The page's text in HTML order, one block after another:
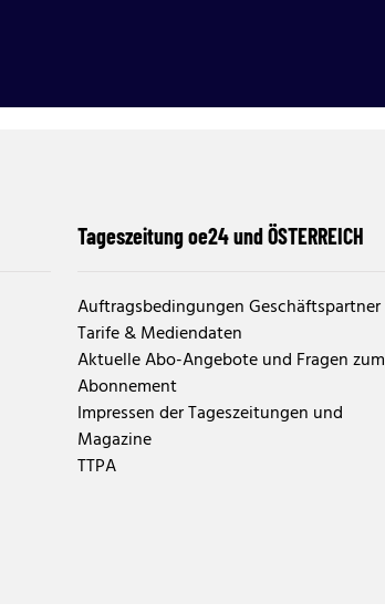
Tageszeitung oe24 und ÖSTERREICH
Auftragsbedingungen Geschäftspartner
Tarife & Mediendaten
Aktuelle Abo-Angebote und Fragen zum
Abonnement
Impressen der Tageszeitungen und
Magazine
TTPA